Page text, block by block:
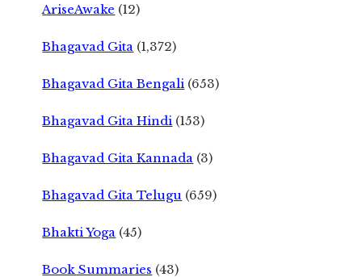
AriseAwake (12)
Bhagavad Gita (1,372)
Bhagavad Gita Bengali (653)
Bhagavad Gita Hindi (153)
Bhagavad Gita Kannada (3)
Bhagavad Gita Telugu (659)
Bhakti Yoga (45)
Book Summaries (43)